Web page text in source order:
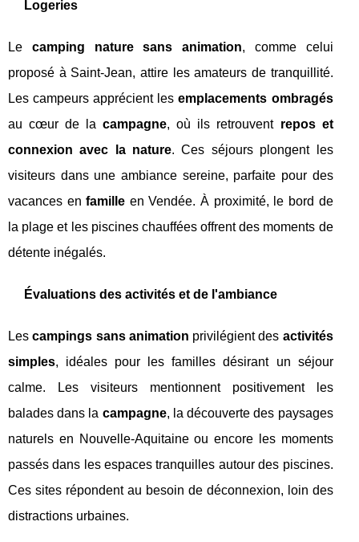
Logeries
Le camping nature sans animation, comme celui
proposé à Saint-Jean, attire les amateurs de tranquillité.
Les campeurs apprécient lesemplacements ombragés
au cœur de lacampagne, où ils retrouvent repos et
connexion avec la nature. Ces séjours plongent les
visiteurs dans une ambiance sereine, parfaite pour des
vacances enfamille en Vendée. À proximité, le bord de
la plage et les piscines chauffées offrent des moments de
détente inégalés.
Évaluations des activités et de l'ambiance
Lescampings sans animation privilégient des activités
simples, idéales pour les familles désirant un séjour
calme. Les visiteurs mentionnent positivement les
balades dans la campagne, la découverte des paysages
naturels en Nouvelle-Aquitaine ou encore les moments
passés dans les espaces tranquilles autour des piscines.
Ces sites répondent au besoin de déconnexion, loin des
distractions urbaines.